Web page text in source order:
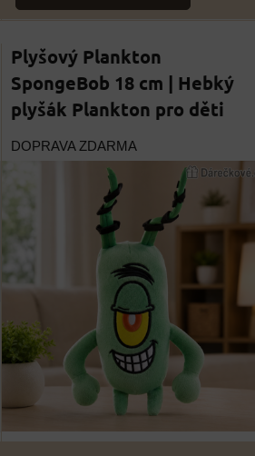
Plyšový Plankton
SpongeBob 18 cm | Hebký
plyšák Plankton pro děti
DOPRAVA ZDARMA